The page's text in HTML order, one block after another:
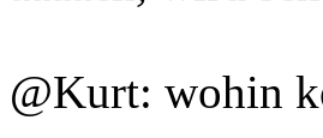
@Kurt: wohin